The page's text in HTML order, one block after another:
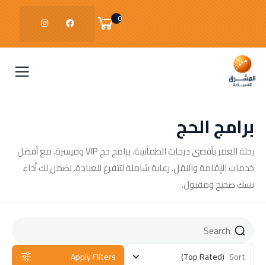
0
برامج الحج
رحلة العمر بأقصى درجات الطمأنينة. برامج حج VIP وميسرة، مع أفضل
خدمات الإقامة والنقل. رعاية شاملة لتتفرغ للعبادة. نضمن لك أداء
نسك صحيح ومقبول.
Sort
(Top Rated)
Apply Filters